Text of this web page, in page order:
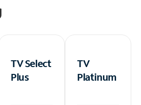
TV Select
Plus
TV
Platinum